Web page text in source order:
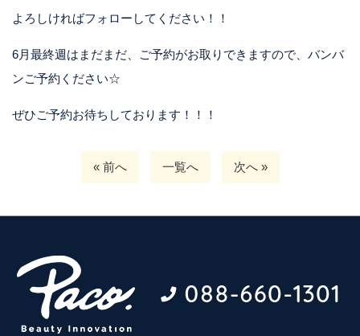
よろしければフォローしてください！！
6月最終週はまだまだ、ご予約がお取りできますので、バンバ
ンご予約ください☆
ぜひご予約お待ちしております！！！
« 前へ 一覧へ 次へ »